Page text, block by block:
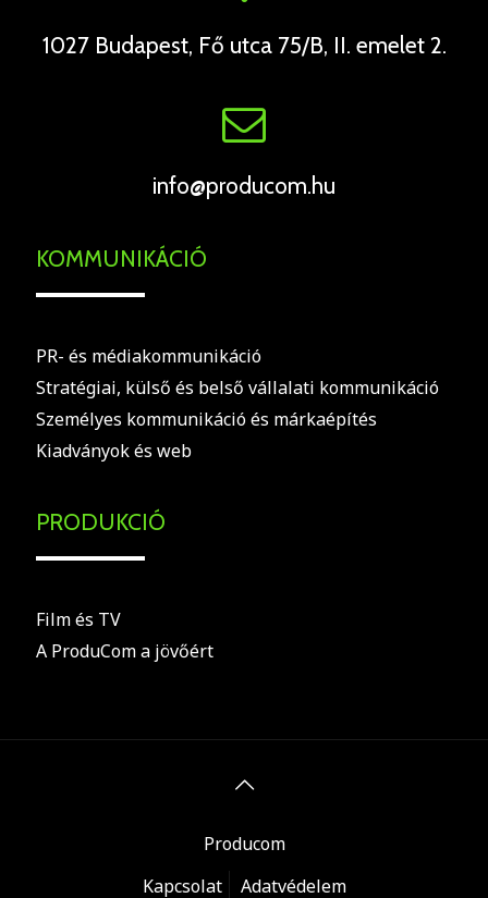
1027 Budapest, Fő utca 75/B, II. emelet 2.
info@producom.hu
KOMMUNIKÁCIÓ
PR- és médiakommunikáció
Stratégiai, külső és belső vállalati kommunikáció
Személyes kommunikáció és márkaépítés
Kiadványok és web
PRODUKCIÓ
Film és TV
A ProduCom a jövőért
Producom
Kapcsolat
Adatvédelem